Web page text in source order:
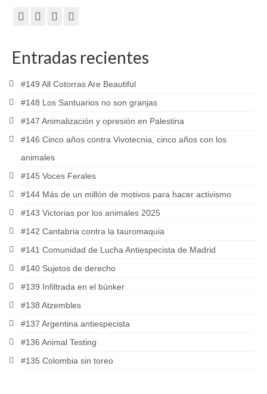
Entradas recientes
#149 All Cotorras Are Beautiful
#148 Los Santuarios no son granjas
#147 Animalización y opresión en Palestina
#146 Cinco años contra Vivotecnia, cinco años con los
animales
#145 Voces Ferales
#144 Más de un millón de motivos para hacer activismo
#143 Victorias por los animales 2025
#142 Cantabria contra la tauromaquia
#141 Comunidad de Lucha Antiespecista de Madrid
#140 Sujetos de derecho
#139 Infiltrada en el búnker
#138 Atzembles
#137 Argentina antiespecista
#136 Animal Testing
#135 Colombia sin toreo